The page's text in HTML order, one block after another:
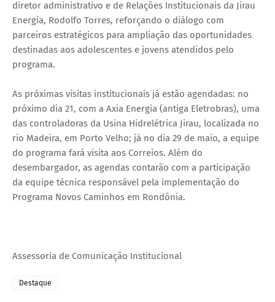
diretor administrativo e de Relações Institucionais da Jirau
Energia, Rodolfo Torres, reforçando o diálogo com
parceiros estratégicos para ampliação das oportunidades
destinadas aos adolescentes e jovens atendidos pelo
programa.
As próximas visitas institucionais já estão agendadas: no
próximo dia 21, com a Axia Energia (antiga Eletrobras), uma
das controladoras da Usina Hidrelétrica Jirau, localizada no
rio Madeira, em Porto Velho; já no dia 29 de maio, a equipe
do programa fará visita aos Correios. Além do
desembargador, as agendas contarão com a participação
da equipe técnica responsável pela implementação do
Programa Novos Caminhos em Rondônia.
Assessoria de Comunicação Institucional
Destaque